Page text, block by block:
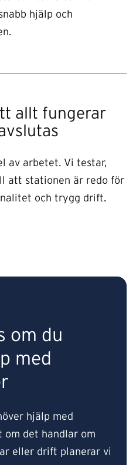
hjälp och
allt fungerar
av arbetet. Vi testar,
att stationen är redo för
och trygg drift.
om du
med
hjälp med
om det handlar om
eller drift planerar vi